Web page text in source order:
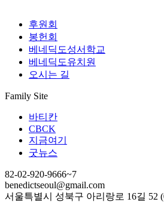
후원회
봉헌회
베네딕도성서학교
베네딕도유치원
오시는 길
Family Site
바티칸
CBCK
지금여기
굿뉴스
82-02-920-9666~7
benedictseoul@gmail.com
서울특별시 성북구 아리랑로 16길 52